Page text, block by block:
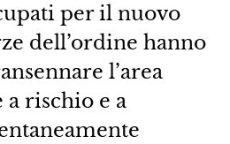
per il nuovo
dell’ordine hanno
l’area
rischio e a